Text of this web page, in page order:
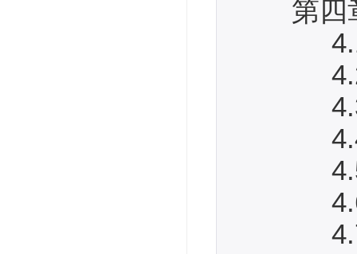
第四章
4.1
4.2 制
4.3 制
4.4 指
4.5
4.6
4.7